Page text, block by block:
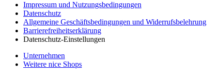
Impressum und Nutzungsbedingungen
Datenschutz
Allgemeine Geschäftsbedingungen und Widerrufsbelehrung
Barrierefreiheitserklärung
Datenschutz-Einstellungen
Unternehmen
Weitere nice Shops